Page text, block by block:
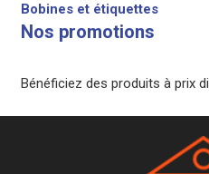
Bobines et étiquettes
Nos promotions
Bénéficiez des produits à prix